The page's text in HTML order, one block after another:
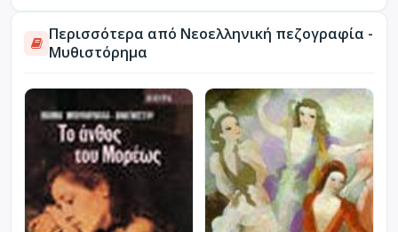
Περισσότερα από Νεοελληνική πεζογραφία -
Μυθιστόρημα